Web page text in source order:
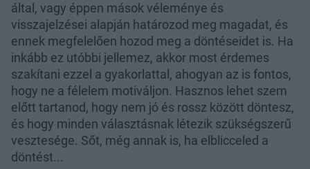
által, vagy éppen mások véleménye és
visszajelzései alapján határozod meg magadat, és
ennek megfelelően hozod meg a döntéseidet is. Ha
inkább ez utóbbi jellemez, akkor most érdemes
szakítani ezzel a gyakorlattal, ahogyan az is fontos,
hogy ne a félelem motiváljon. Hasznos lehet szem
előtt tartanod, hogy nem jó és rossz között döntesz,
és hogy minden választásnak létezik szükségszerű
vesztesége. Sőt, még annak is, ha elblicceled a
döntést...